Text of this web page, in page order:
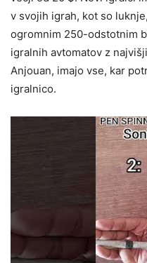
v svojih igrah, kot so
ogromnim 250-odstotnim
igralnih avtomatov z
Anjouan, imajo vse, kar
igralnico.